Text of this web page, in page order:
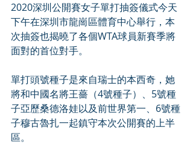
2020深圳公開賽女子單打抽簽儀式今天
下午在深圳市龍崗區體育中心舉行，本
次抽簽也揭曉了各個WTA球員新賽季將
面對的首位對手。
單打頭號種子是來自瑞士的本西奇，她
將和中國名將王薔（4號種子）、5號種
子亞歷桑德洛娃以及前世界第一、6號種
子穆古魯扎一起鎮守本次公開賽的上半
區。